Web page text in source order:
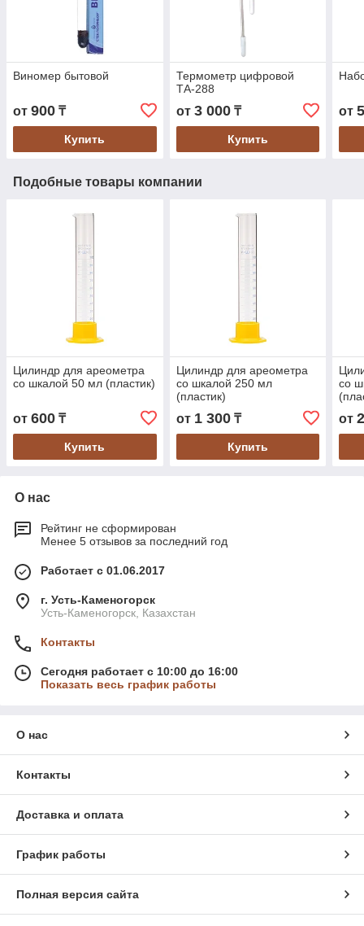
Виномер бытовой
от 900 ₸
Купить
Термометр цифровой
ТА-288
от 3 000₸
Купить
от
Подобные товары компании
Цилиндр для ареометра
со шкалой 50 мл (пластик)
от 600 ₸
Купить
Цилиндр для ареометра
со шкалой 250 мл
(пластик)
от 1 300₸
Купить
со
от
О нас
Рейтинг не сформирован
Менее 5 отзывов за последний год
Работает с 01.06.2017
г. Усть-Каменогорск
Усть-Каменогорск, Казахстан
Контакты
Сегодня работает с 10:00 до 16:00
Показать весь график работы
О нас
Контакты
Доставка и оплата
График работы
Полная версия сайта